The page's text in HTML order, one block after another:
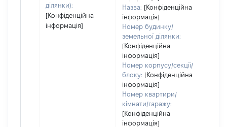
ділянки):
[Конфіденційна
інформація]
Назва: [Конфіденційна
інформація]
Номер будинку/
земельної ділянки:
[Конфіденційна
інформація]
Номер корпусу/секції/
блоку: [Конфіденційна
інформація]
Номер квартири/
кімнати/гаражу:
[Конфіденційна
інформація]